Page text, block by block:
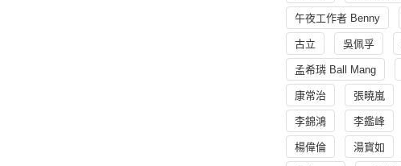
午夜工作者 Benny
古立 吳佩孚
孟希璘 Ball Mang
康常治 張曉嵐
李錦鴻 李鑑峰
楊偉倫 湯寳如